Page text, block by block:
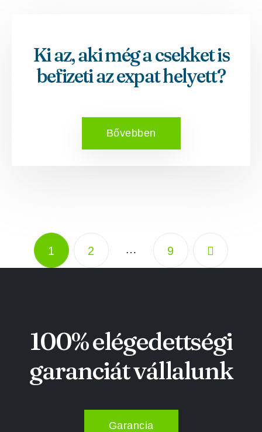
Ki az, aki még a csekket is
befizeti az expat helyett?
Bővebben
1 2 … 9
100% elégedettségi
garanciát vállalunk
Garancia